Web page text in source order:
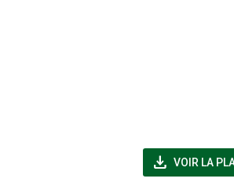
file_download VOIR LA